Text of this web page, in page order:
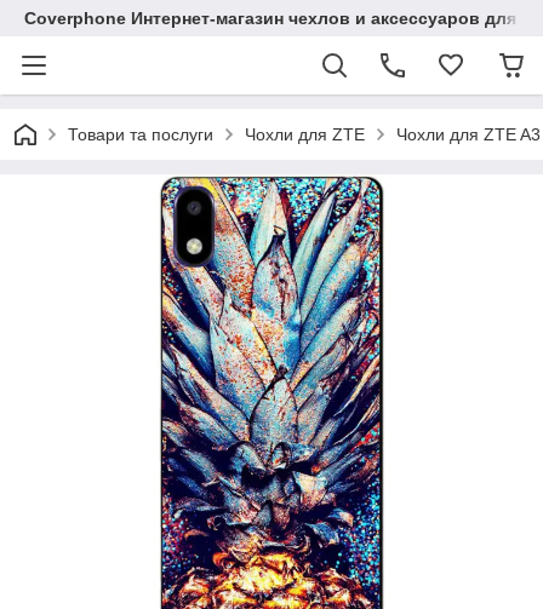
Coverphone Интернет-магазин чехлов и аксессуаров для
Товари та послуги Чохли для ZTE Чохли для ZTE